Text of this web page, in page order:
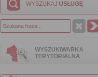
WYSZUKAJ USŁUGĘ
WYSZUKIWARKA
TERYTORIALNA